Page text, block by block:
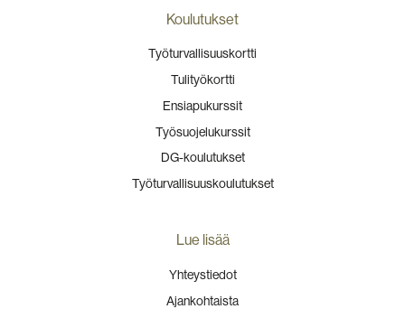
Koulutukset
Työturvallisuuskortti
Tulityökortti
Ensiapukurssit
Työsuojelukurssit
DG-koulutukset
Työturvallisuuskoulutukset
Lue lisää
Yhteystiedot
Ajankohtaista